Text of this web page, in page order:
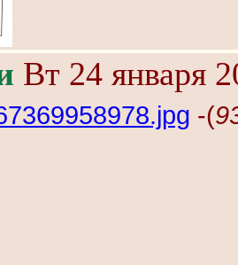
Вт 24 января
-(